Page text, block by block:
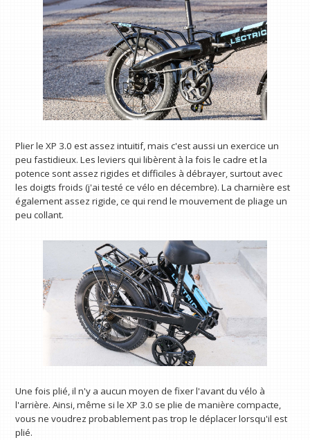
Plier le XP 3.0 est assez intuitif, mais c'est aussi un exercice un
peu fastidieux. Les leviers qui libèrent à la fois le cadre et la
potence sont assez rigides et difficiles à débrayer, surtout avec
les doigts froids (j'ai testé ce vélo en décembre). La charnière est
également assez rigide, ce qui rend le mouvement de pliage un
peu collant.
Une fois plié, il n'y a aucun moyen de fixer l'avant du vélo à
l'arrière. Ainsi, même si le XP 3.0 se plie de manière compacte,
vous ne voudrez probablement pas trop le déplacer lorsqu'il est
plié.